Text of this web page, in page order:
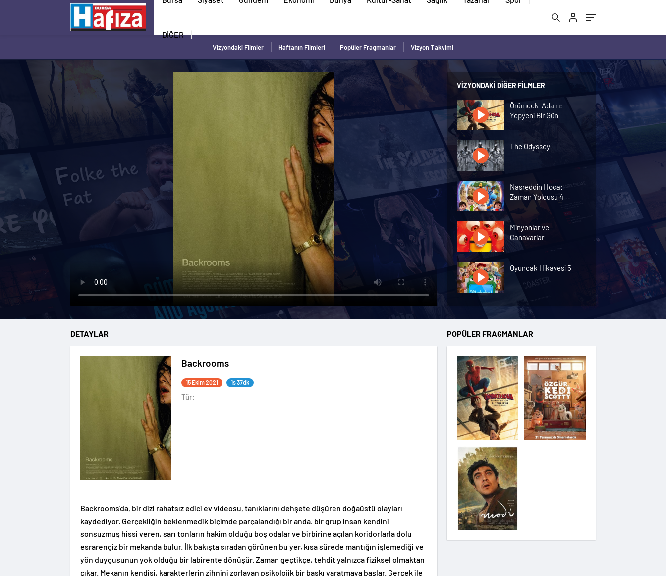
DİĞER
Vizyondaki Filmler Haftanın Filmleri Popüler Fragmanlar Vizyon Takvimi
VIZYONDAKI DIĞER FILMLER
Örümcek-Adam:
Yepyeni Bir Gün
The Odyssey
Nasreddin Hoca:
Zaman Yolcusu 4
Minyonlar ve
Canavarlar
Oyuncak Hikayesi 5
Özgür Kedi Scotty
Hannas 3
Saplantı
Modi: Deliliğin
Kanadında Üç Gün
Pinokyo: Kanlı Masal
DETAYLAR
Backrooms
15 Ekim 2021 1s 37dk
Tür:
Backrooms'da, bir dizi rahatsız edici ev videosu, tanıklarını dehşete düşüren doğaüstü olayları
kaydediyor. Gerçekliğin beklenmedik biçimde parçalandığı bir anda, bir grup insan kendini
sonsuzmuş hissi veren, sarı tonların hakim olduğu boş odalar ve birbirine açılan koridorlarla dolu
esrarengiz bir mekanda bulur. İlk bakışta sıradan görünen bu yer, kısa sürede mantığın işlemediği ve
yön duygusunun yok olduğu bir labirente dönüşür. Zaman geçtikçe, tehdit yalnızca fiziksel olmaktan
çıkar. Mekanın kendisi, karakterlerin zihnini zorlayan psikolojik bir baskı yaratmaya başlar. Gerçek ile
POPÜLER FRAGMANLAR